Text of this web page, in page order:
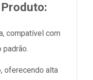
compatível com
oferecendo alta